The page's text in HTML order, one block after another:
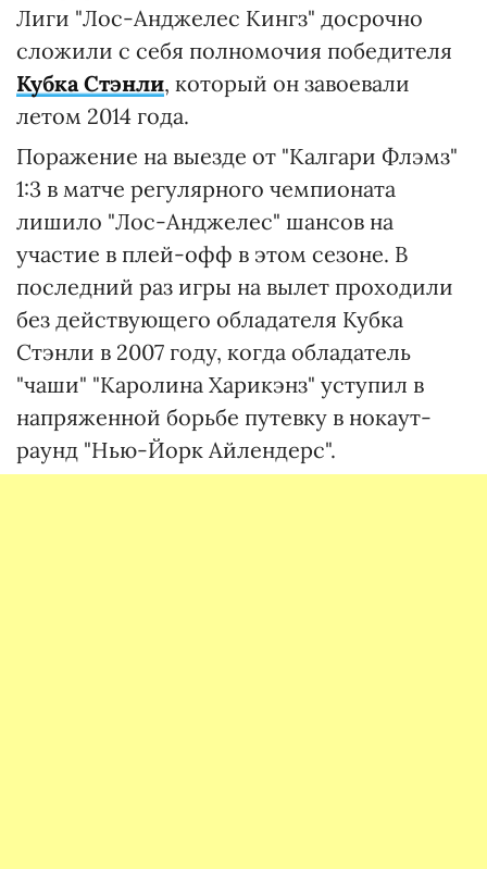
Лиги "Лос-Анджелес Кингз" досрочно
сложили с себя полномочия победителя
Кубка Стэнли, который он завоевали
летом 2014 года.
Поражение на выезде от "Калгари Флэмз"
1:3 в матче регулярного чемпионата
лишило "Лос-Анджелес" шансов на
участие в плей-офф в этом сезоне. В
последний раз игры на вылет проходили
без действующего обладателя Кубка
Стэнли в 2007 году, когда обладатель
"чаши" "Каролина Харикэнз" уступил в
напряженной борьбе путевку в нокаут-
раунд "Нью-Йорк Айлендерс".